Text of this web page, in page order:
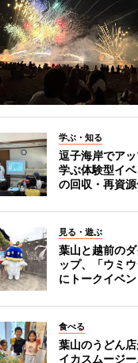
学ぶ・知る
逗子海岸でア
学ぶ体験型イ
の回収・再資
見る・遊ぶ
葉山と越前の
ップ、「ウミ
にトークイベン
食べる
葉山のうどん
イカスムージー